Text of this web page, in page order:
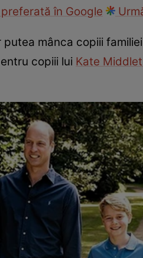
în Google
mânca copiii
copiii lui Kate